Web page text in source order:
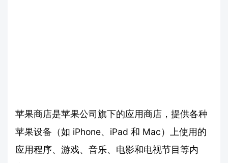
苹果商店是苹果公司旗下的应用商店，提供各种
苹果设备（如 iPhone、iPad 和 Mac）上使用的
应用程序、游戏、音乐、电影和电视节目等内